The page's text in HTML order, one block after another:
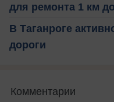
для ремонта 1 км
В Таганроге
дороги
Комментарии